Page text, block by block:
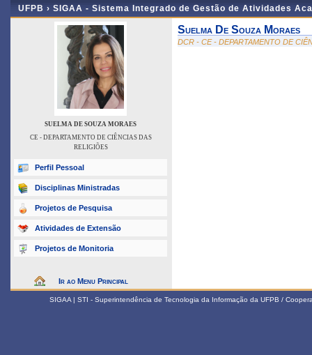
UFPB › SIGAA - Sistema Integrado de Gestão de Atividades
SUELMA DE SOUZA MORAES
CE - DEPARTAMENTO DE CIÊNCIAS DAS
RELIGIÕES
Perfil Pessoal
Disciplinas Ministradas
Projetos de Pesquisa
Atividades de Extensão
Projetos de Monitoria
Ir ao Menu Principal
Suelma De Souza Moraes
DCR - CE - DEPARTAMENTO DE
SIGAA | STI - Superintendência de Tecnologia da Informação da UFPB /